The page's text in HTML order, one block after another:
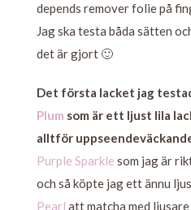
depends remover folie på
Jag ska testa båda sätten
det är gjort 🙂
Det första lacket jag
Plum som är ett ljust lila
alltför
Purple Sparkle som jag är
och så köpte jag ett ännu
Pearl att matcha med